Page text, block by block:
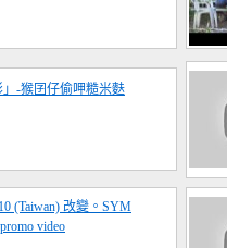
」-猴囝仔偷呷糙米麩
(Taiwan) 改變。SYM
video